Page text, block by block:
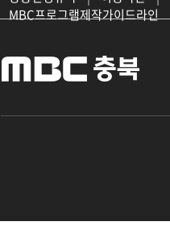
MBC프로그램제작가이드라인